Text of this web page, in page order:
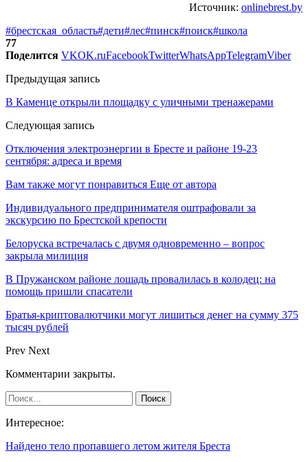
Источник: onlinebrest.by
#брестская_область#дети#лес#пинск#поиск#школа
77
Поделится VKOK.ruFacebookTwitterWhatsAppTelegramViber
Предыдущая запись
В Каменце открыли площадку с уличными тренажерами
Следующая запись
Отключения электроэнергии в Бресте и районе 19-23
сентября: адреса и время
Вам также могут понравиться Еще от автора
Индивидуального предпринимателя оштрафовали за
экскурсию по Брестской крепости
Белоруска встречалась с двумя одновременно – вопрос
закрыла милиция
В Пружанском районе лошадь провалилась в колодец: на
помощь пришли спасатели
Братья-криптовалютчики могут лишиться денег на сумму 375
тысяч рублей
Prev Next
Комментарии закрыты.
Интересное:
Найдено тело пропавшего летом жителя Бреста